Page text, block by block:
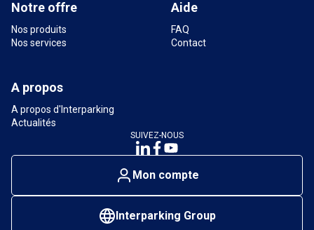
Notre offre
Nos produits
Nos services
Aide
FAQ
Contact
A propos
A propos d'Interparking
Actualités
SUIVEZ-NOUS
Mon compte
Interparking Group